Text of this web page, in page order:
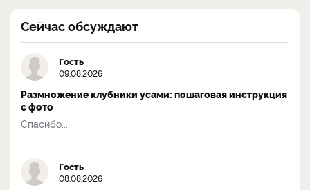
Сейчас обсуждают
Гость
09.08.2026
Размножение клубники усами: пошаговая инструкция
с фото
Спасибо...
Гость
08.08.2026